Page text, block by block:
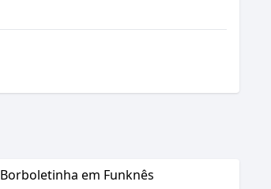
Borboletinha em Funknês